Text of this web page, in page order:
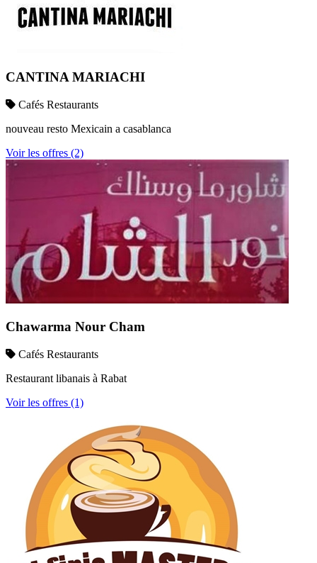
CANTINA MARIACHI
Cafés Restaurants
nouveau resto Mexicain a casablanca
Voir les offres (2)
Chawarma Nour Cham
Cafés Restaurants
Restaurant libanais à Rabat
Voir les offres (1)